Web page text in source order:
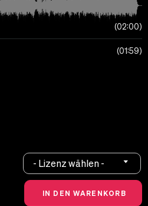
02:00
01:59
- Lizenz wählen -